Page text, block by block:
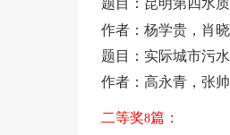
作者：杨学贵，肖
题目：实际城市污
作者：高永青，张
二等奖8篇：